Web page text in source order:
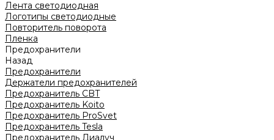
Лента светодиодная
Логотипы светодиодные
Повторитель поворота
Пленка
Предохранители
Назад
Предохранители
Держатели предохранителей
Предохранитель CBT
Предохранитель Koito
Предохранитель ProSvet
Предохранитель Tesla
Предохранитель Диалуч